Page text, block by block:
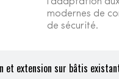
et extension sur bâtis
modernes de
de sécurité.